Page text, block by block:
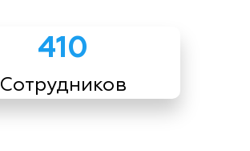
410
Сотрудников